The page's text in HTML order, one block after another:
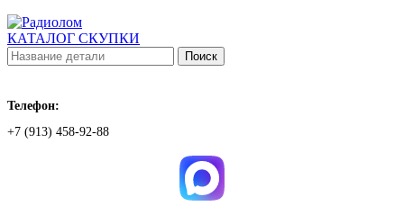
КАТАЛОГ СКУПКИ
Поиск
Телефон:
+7 (913) 458-92-88